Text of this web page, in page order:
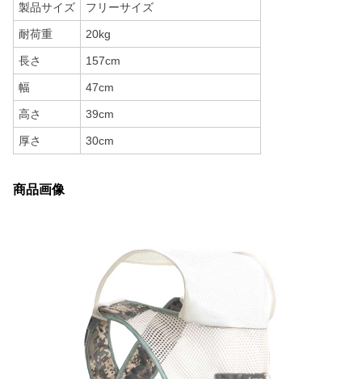
製品サイズ フリーサイズ
耐荷重 20kg
長さ 157cm
幅 47cm
高さ 39cm
厚さ 30cm
商品画像